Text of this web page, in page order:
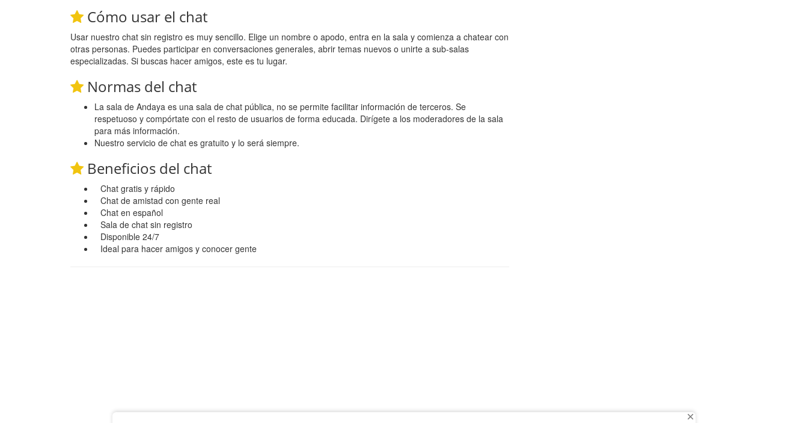
Cómo usar el chat
Usar nuestro chat sin registro es muy sencillo. Elige un nombre o apodo, entra en la sala y comienza a chatear con
otras personas. Puedes participar en conversaciones generales, abrir temas nuevos o unirte a sub-salas
especializadas. Si buscas hacer amigos, este es tu lugar.
Normas del chat
La sala de Andaya es una sala de chat pública, no se permite facilitar información de terceros. Se
respetuoso y compórtate con el resto de usuarios de forma educada. Dirígete a los moderadores de la sala
para más información.
Nuestro servicio de chat es gratuito y lo será siempre.
Beneficios del chat
Chat gratis y rápido
Chat de amistad con gente real
Chat en español
Sala de chat sin registro
Disponible 24/7
Ideal para hacer amigos y conocer gente